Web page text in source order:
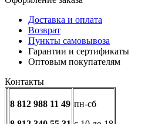
Доставка и оплата
Возврат
Пункты самовывоза
Гарантии и сертификаты
Оптовым покупателям
Контакты
8 812 988 11 49 пн-сб